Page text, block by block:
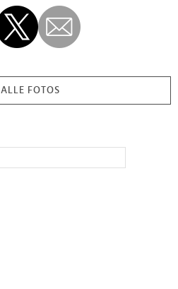
ALLE FOTOS